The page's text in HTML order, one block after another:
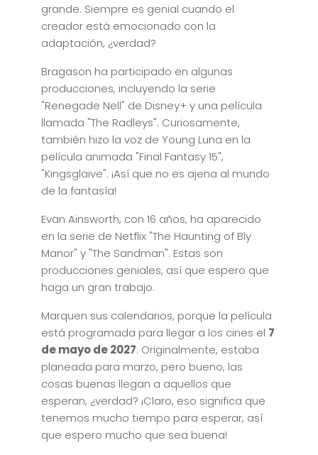
grande. Siempre es genial cuando el
creador está emocionado con la
adaptación, ¿verdad?
Bragason ha participado en algunas
producciones, incluyendo la serie
"Renegade Nell" de Disney+ y una película
llamada "The Radleys". Curiosamente,
también hizo la voz de Young Luna en la
película animada "Final Fantasy 15",
"Kingsglaive". ¡Así que no es ajena al mundo
de la fantasía!
Evan Ainsworth, con 16 años, ha aparecido
en la serie de Netflix "The Haunting of Bly
Manor" y "The Sandman". Estas son
producciones geniales, así que espero que
haga un gran trabajo.
Marquen sus calendarios, porque la película
está programada para llegar a los cines el 7
de mayo de 2027. Originalmente, estaba
planeada para marzo, pero bueno, las
cosas buenas llegan a aquellos que
esperan, ¿verdad? ¡Claro, eso significa que
tenemos mucho tiempo para esperar, así
que espero mucho que sea buena!